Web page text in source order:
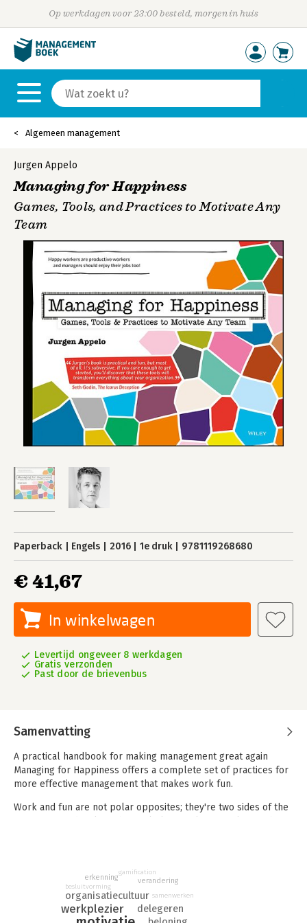
Op werkdagen voor 23:00 besteld, morgen in huis
Algemeen management
Jurgen Appelo
Managing for Happiness
Games, Tools, and Practices to Motivate Any
Team
Paperback Engels 2016 1e druk 9781119268680
€ 41,67
In winkelwagen
Levertijd ongeveer 8 werkdagen
Gratis verzonden
Past door de brievenbus
Samenvatting
A practical handbook for making management great again
Managing for Happiness offers a complete set of practices for
more effective management that makes work fun.
Work and fun are not polar opposites; they're two sides of the
business, and making it contagious.
This book provides tools, games, and practices that put joy into
work, with practical, real-world guidance for empowering
werkplezier
organisatiecultuur
delegeren
besluitvorming
erkenning
gamification
verandering
samenwerken